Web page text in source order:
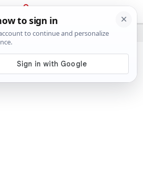
PRIJAVA